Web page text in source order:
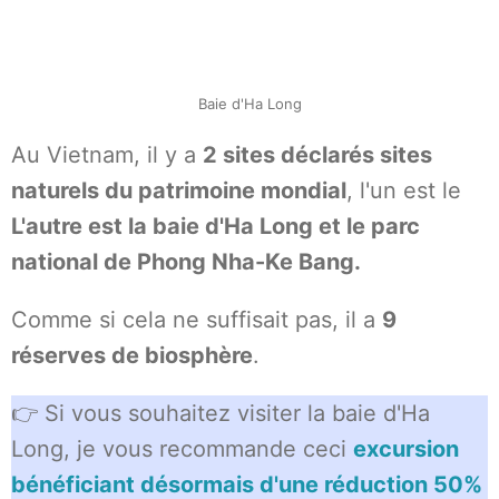
Baie d'Ha Long
Au Vietnam, il y a 2 sites déclarés sites
naturels du patrimoine mondial, l'un est le
L'autre est la baie d'Ha Long et le parc
national de Phong Nha-Ke Bang.
Comme si cela ne suffisait pas, il a 9
réserves de biosphère.
👉 Si vous souhaitez visiter la baie d'Ha
Long, je vous recommande ceci excursion
bénéficiant désormais d'une réduction 50%